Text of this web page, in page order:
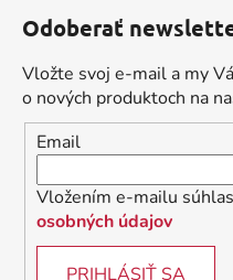
Odoberať
Vložte svoj e-mail a my
o nových produktoch na
Email
Vložením e-mailu
osobných údajov
PRIHLÁSIŤ SA